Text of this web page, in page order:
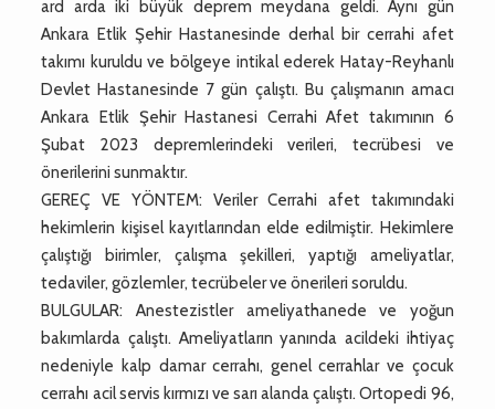
ard arda iki büyük deprem meydana geldi. Aynı gün
Ankara Etlik Şehir Hastanesinde derhal bir cerrahi afet
takımı kuruldu ve bölgeye intikal ederek Hatay-Reyhanlı
Devlet Hastanesinde 7 gün çalıştı. Bu çalışmanın amacı
Ankara Etlik Şehir Hastanesi Cerrahi Afet takımının 6
Şubat 2023 depremlerindeki verileri, tecrübesi ve
önerilerini sunmaktır.
GEREÇ VE YÖNTEM: Veriler Cerrahi afet takımındaki
hekimlerin kişisel kayıtlarından elde edilmiştir. Hekimlere
çalıştığı birimler, çalışma şekilleri, yaptığı ameliyatlar,
tedaviler, gözlemler, tecrübeler ve önerileri soruldu.
BULGULAR: Anestezistler ameliyathanede ve yoğun
bakımlarda çalıştı. Ameliyatların yanında acildeki ihtiyaç
nedeniyle kalp damar cerrahı, genel cerrahlar ve çocuk
cerrahı acil servis kırmızı ve sarı alanda çalıştı. Ortopedi 96,